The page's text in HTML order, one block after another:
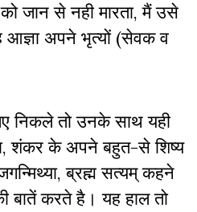
जान से नही मारता, मैं उसे
आज्ञा अपने भृत्यों (सेवक व
निकले तो उनके साथ यही
शंकर के अपने बहुत-से शिष्य
ब्रह्म सत्यम् कहने
बातें करते है। यह हाल तो